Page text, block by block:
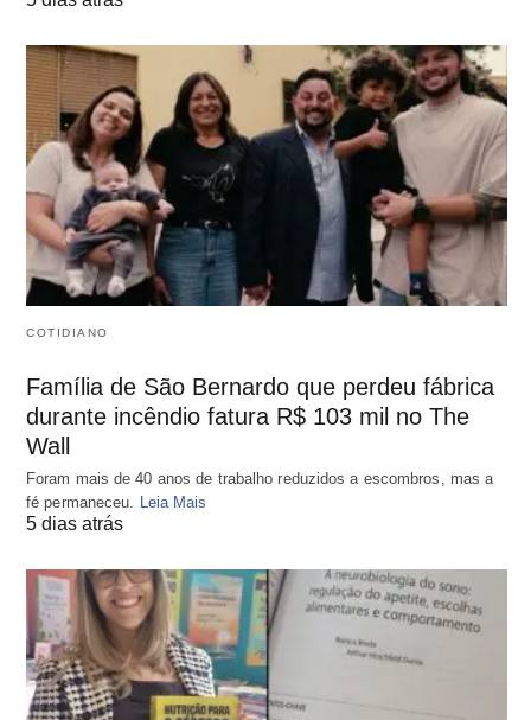
COTIDIANO
Família de São Bernardo que perdeu fábrica
durante incêndio fatura R$ 103 mil no The
Wall
Foram mais de 40 anos de trabalho reduzidos a escombros, mas a
fé permaneceu. Leia Mais
5 dias atrás